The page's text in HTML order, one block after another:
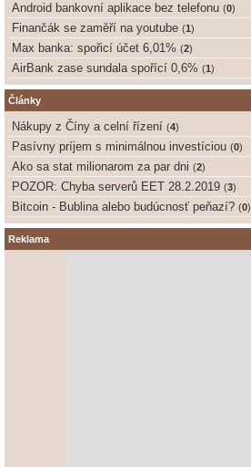
Android bankovní aplikace bez telefonu (0)
Finančák se zaměří na youtube (1 )
Max banka: spořicí účet 6,01% (2)
AirBank zase sundala spořící 0,6% (1 )
Články
Nákupy z Číny a celní řízení (4)
Pasívny príjem s minimálnou investíciou (0)
Ako sa stat milionarom za par dni (2)
POZOR: Chyba serverů EET 28.2.2019 (3)
Bitcoin - Bublina alebo budúcnosť peňazí? (0)
Reklama